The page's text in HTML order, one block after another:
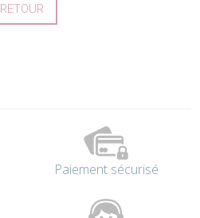
RETOUR
Paiement sécurisé